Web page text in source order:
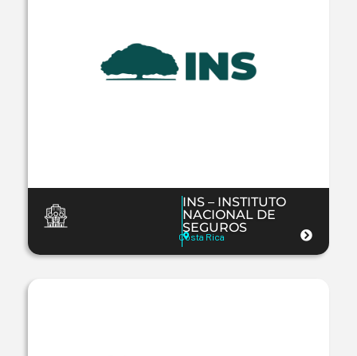
INS – INSTITUTO
NACIONAL DE
SEGUROS
Costa Rica